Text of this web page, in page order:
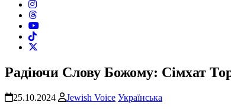
Радіючи Слову Божому: Сімхат
25.10.2024 Jewish Voice Українська